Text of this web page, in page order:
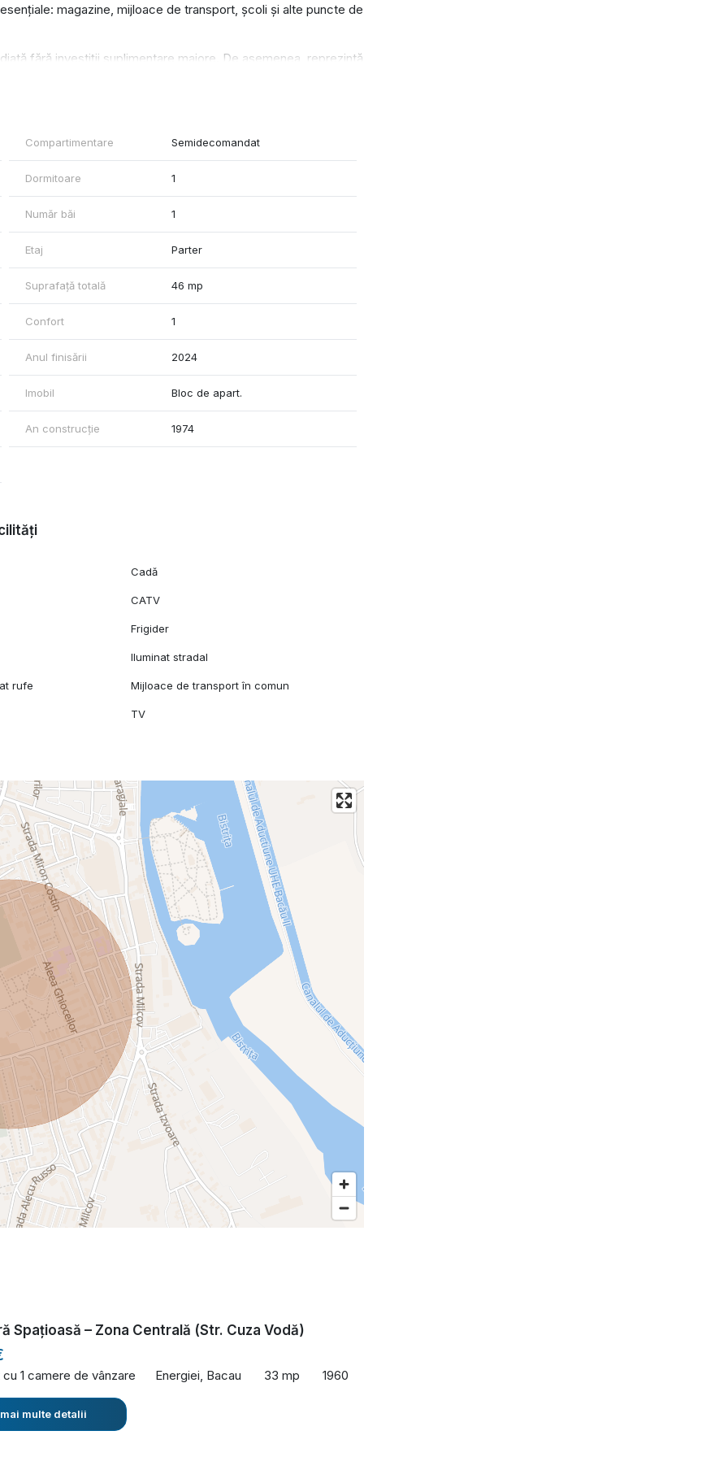
magazine, mijloace de transport, școli și alte puncte de
fără investiții suplimentare majore. De asemenea, reprezintă
pentru închiriere în zonă.
Compartimentare Semidecomandat
Dormitoare 1
Număr băi 1
Etaj Parter
Suprafață totală 46 mp
Confort 1
Anul finisării 2024
Imobil Bloc de apart.
An construcție 1974
Cadă
CATV
Frigider
Iluminat stradal
rufe Mijloace de transport în comun
TV
Spațioasă – Zona Centrală (Str. Cuza Vodă)
1 camere de vânzare Energiei, Bacau 33 mp 1960
multe detalii